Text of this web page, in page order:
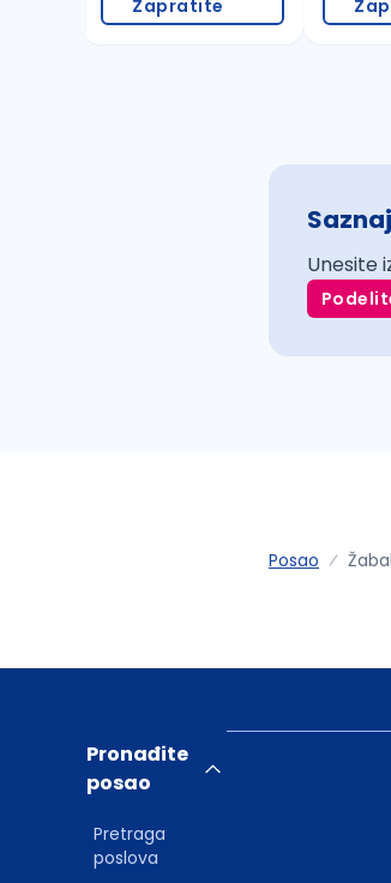
Zapratite
Unesite
Posao
Pronađite
posao
Pretraga
poslova